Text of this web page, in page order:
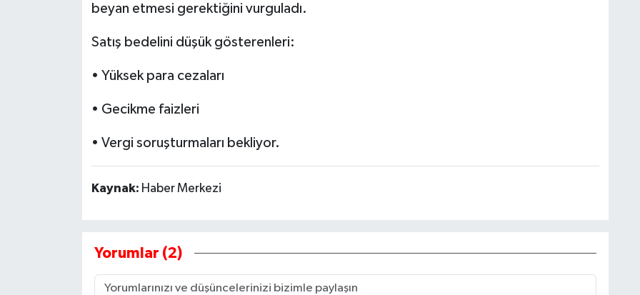
beyan etmesi gerektiğini vurguladı.
Satış bedelini düşük gösterenleri:
• Yüksek para cezaları
• Gecikme faizleri
• Vergi soruşturmaları bekliyor.
Kaynak: Haber Merkezi
Yorumlar (2)